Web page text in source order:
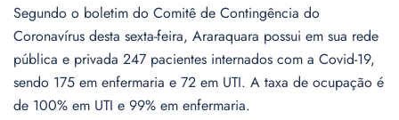
Segundo o boletim do Comitê de Contingência do
Coronavírus desta sexta-feira, Araraquara possui em sua rede
pública e privada 247 pacientes internados com a Covid-19,
sendo 175 em enfermaria e 72 em UTI. A taxa de ocupação é
de 100% em UTI e 99% em enfermaria.